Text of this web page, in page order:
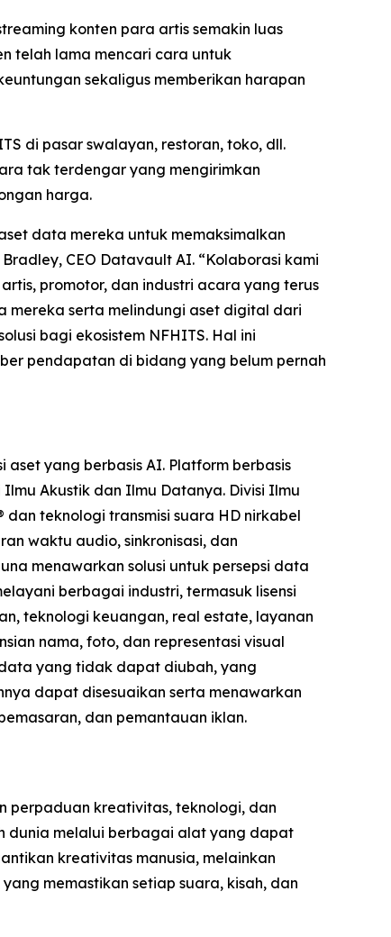
konten para artis semakin luas
telah lama mencari cara untuk
sekaligus memberikan harapan
di pasar swalayan, restoran, toko, dll.
tak terdengar yang mengirimkan
harga.
data mereka untuk memaksimalkan
CEO Datavault AI. “Kolaborasi kami
promotor, dan industri acara yang terus
mereka serta melindungi aset digital dari
bagi ekosistem NFHITS. Hal ini
pendapatan di bidang yang belum pernah
yang berbasis AI. Platform berbasis
Akustik dan Ilmu Datanya. Divisi Ilmu
teknologi transmisi suara HD nirkabel
waktu audio, sinkronisasi, dan
menawarkan solusi untuk persepsi data
berbagai industri, termasuk lisensi
teknologi keuangan, real estate, layanan
nama, foto, dan representasi visual
yang tidak dapat diubah, yang
dapat disesuaikan serta menawarkan
dan pemantauan iklan.
perpaduan kreativitas, teknologi, dan
dunia melalui berbagai alat yang dapat
kreativitas manusia, melainkan
memastikan setiap suara, kisah, dan